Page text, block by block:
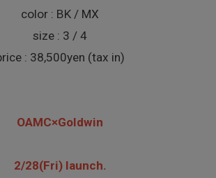
color : BK / MX
size : 3 / 4
: 38,500yen (tax in)
OAMC×Goldwin
2/28(Fri) launch.